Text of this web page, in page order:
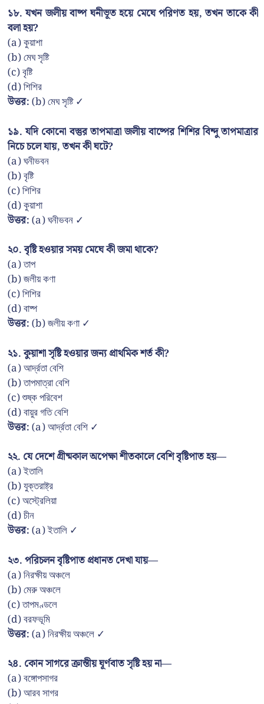
১৮. যখন জলীয় বাষ্প ঘনীভূত হয়ে মেঘে পরিণত হয়, তখন তাকে কী
বলা হয়?
(a) কুয়াশা
(b) মেঘ সৃষ্টি
(c) বৃষ্টি
(d) শিশির
উত্তর:(b) মেঘ সৃষ্টি ✓
১৯. যদি কোনো বস্তুর তাপমাত্রা জলীয় বাষ্পের শিশির বিন্দু তাপমাত্রার
নিচে চলে যায়, তখন কী ঘটে?
(a) ঘনীভবন
(b) বৃষ্টি
(c) শিশির
(d) কুয়াশা
উত্তর:(a) ঘনীভবন ✓
২০. বৃষ্টি হওয়ার সময় মেঘে কী জমা থাকে?
(a) তাপ
(b) জলীয় কণা
(c) শিশির
(d) বাষ্প
উত্তর:(b) জলীয় কণা ✓
২১. কুয়াশা সৃষ্টি হওয়ার জন্য প্রাথমিক শর্ত কী?
(a) আর্দ্রতা বেশি
(b) তাপমাত্রা বেশি
(c) শুষ্ক পরিবেশ
(d) বায়ুর গতি বেশি
উত্তর:(a) আর্দ্রতা বেশি ✓
২২. যে দেশে গ্রীষ্মকাল অপেক্ষা শীতকালে বেশি বৃষ্টিপাত হয়—
(a) ইতালি
(b) যুক্তরাষ্ট্র
(c) অস্ট্রেলিয়া
(d) চীন
উত্তর:(a) ইতালি ✓
২৩. পরিচলন বৃষ্টিপাত প্রধানত দেখা যায়—
(a) নিরক্ষীয় অঞ্চলে
(b) মেরু অঞ্চলে
(c) তাপমণ্ডলে
(d) বরফভূমি
উত্তর:(a) নিরক্ষীয় অঞ্চলে ✓
২৪. কোন সাগরে ক্রান্তীয় ঘূর্ণবাত সৃষ্টি হয় না—
(a) বঙ্গোপসাগর
(b) আরব সাগর